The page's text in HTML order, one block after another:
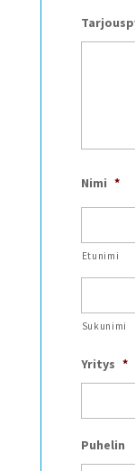
Nimi *
Etunimi
Sukunimi
Yritys *
Puhelin